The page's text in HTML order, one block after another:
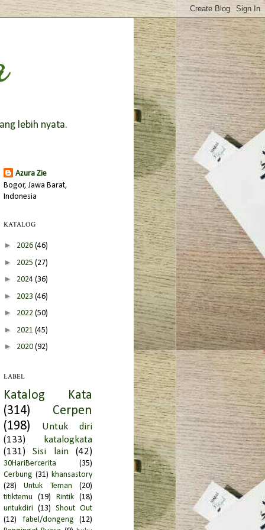
lebih nyata.
Azura Zie
Bogor, Jawa Barat,
Indonesia
KATALOG
► 2026 (46)
► 2025 (27)
► 2024 (36)
► 2023 (46)
► 2022 (50)
► 2021 (45)
► 2020 (92)
►2018
► 2017(51)
►2016
►2015 (39)
► 2014(51)
▼2013(194)
►Desember(2)
►November(29)
►Oktober(13)
LABEL
Katalog Kata
(314)
Cerpen
(198)
Untuk diri
(133)
katalogkata
(131)
Sisi lain (42)
30HariBercerita
(35)
Cerbung (31) khansastory
(28)
Untuk Teman
(20)
titiktemu
(19) Rintik (18)
untukdiri (13) Shout Out
(12)
fabel/dongeng
(12)